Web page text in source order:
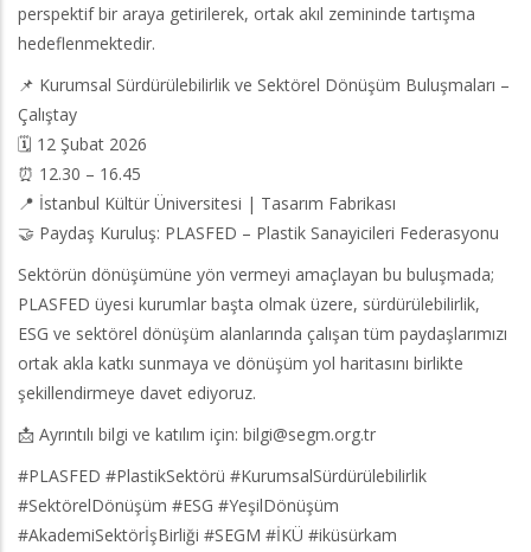
perspektif bir araya getirilerek, ortak akıl zemininde tartışma
hedeflenmektedir.
📌 Kurumsal Sürdürülebilirlik ve Sektörel Dönüşüm Buluşmaları –
Çalıştay
🗓 12 Şubat 2026
⏰ 12.30 – 16.45
📍 İstanbul Kültür Üniversitesi | Tasarım Fabrikası
🤝 Paydaş Kuruluş: PLASFED – Plastik Sanayicileri Federasyonu
Sektörün dönüşümüne yön vermeyi amaçlayan bu buluşmada;
PLASFED üyesi kurumlar başta olmak üzere, sürdürülebilirlik,
ESG ve sektörel dönüşüm alanlarında çalışan tüm paydaşlarımızı
ortak akla katkı sunmaya ve dönüşüm yol haritasını birlikte
şekillendirmeye davet ediyoruz.
📩 Ayrıntılı bilgi ve katılım için: bilgi@segm.org.tr
#PLASFED #PlastikSektörü #KurumsalSürdürülebilirlik
#SektörelDönüşüm #ESG #YeşilDönüşüm
#AkademiSektörİşBirliği #SEGM #İKÜ #iküsürkam